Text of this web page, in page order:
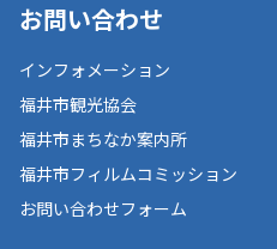
お問い合わせ
インフォメーション
福井市観光協会
福井市まちなか案内所
福井市フィルムコミッション
お問い合わせフォーム